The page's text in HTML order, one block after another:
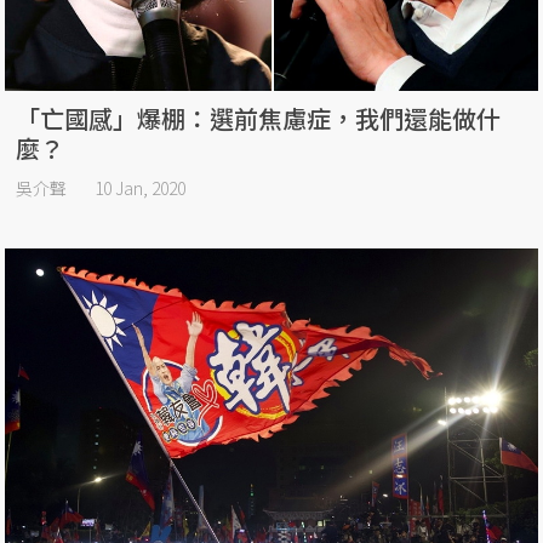
「亡國感」爆棚：選前焦慮症，我們還能做什
麼？
吳介聲 10 Jan, 2020